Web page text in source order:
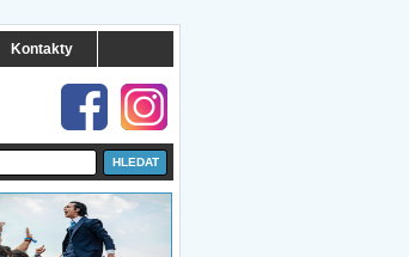
Kontakty